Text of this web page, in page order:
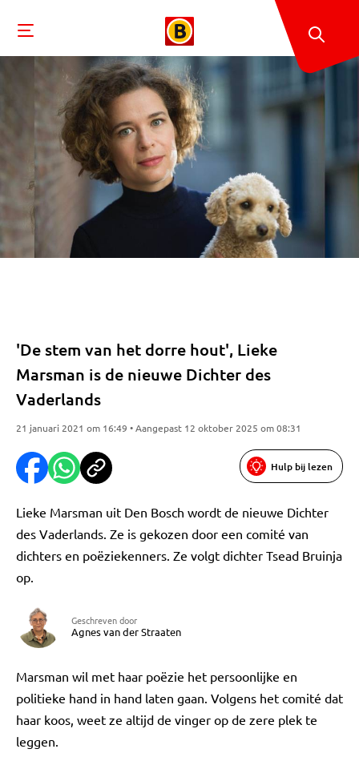
'De stem van het dorre hout', Lieke
Marsman is de nieuwe Dichter des
Vaderlands
21 januari 2021 om 16:49 • Aangepast 12 oktober 2025 om 08:31
Hulp bij lezen
Lieke Marsman uit Den Bosch wordt de nieuwe Dichter
des Vaderlands. Ze is gekozen door een comité van
dichters en poëziekenners. Ze volgt dichter Tsead Bruinja
op.
Geschreven door
Agnes van der Straaten
Marsman wil met haar poëzie het persoonlijke en
politieke hand in hand laten gaan. Volgens het comité dat
haar koos, weet ze altijd de vinger op de zere plek te
leggen.